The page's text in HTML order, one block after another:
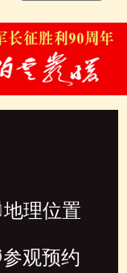
地理位置
参观预约